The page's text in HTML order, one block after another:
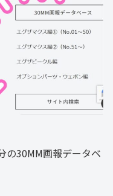
の30MM画報データベ